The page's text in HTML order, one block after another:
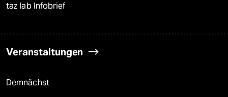
taz lab Infobrief
Veranstaltungen
Demnächst